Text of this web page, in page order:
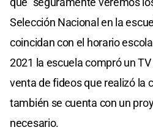
Selección Nacional en la
coincidan con el horario
2021 la escuela compró un
venta de fideos que realizó la
también se cuenta con un
necesario.